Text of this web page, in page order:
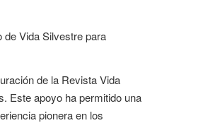
Vida Silvestre para
de la Revista Vida
Este apoyo ha permitido una
pionera en los